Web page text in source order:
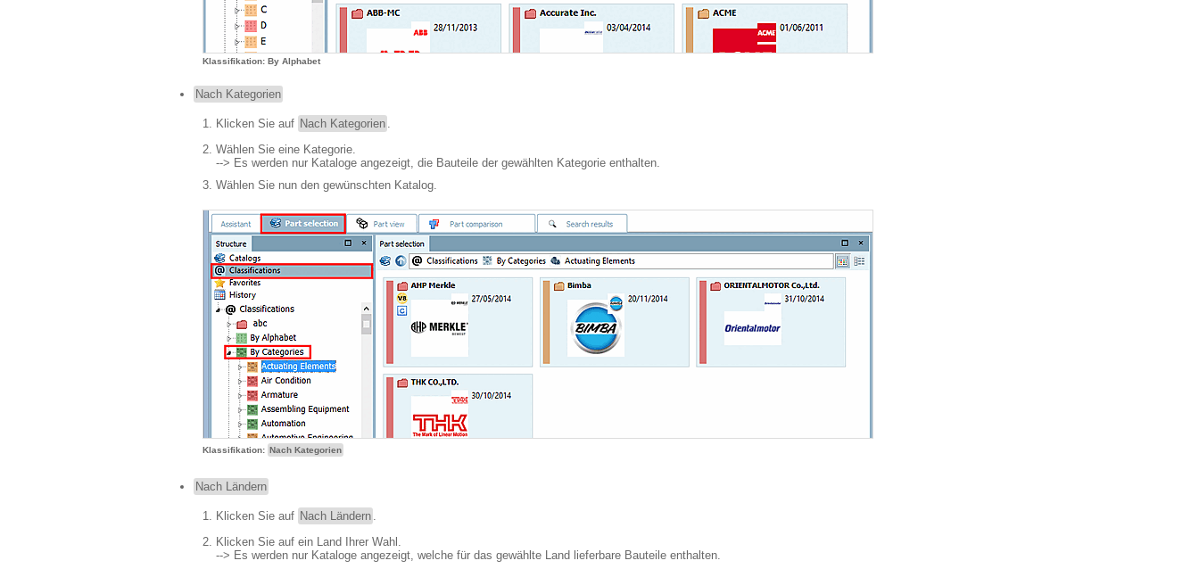
Klassifikation: By Alphabet
Nach Kategorien
Klicken Sie auf Nach Kategorien .
Wählen Sie eine Kategorie.
--> Es werden nur Kataloge angezeigt, die Bauteile der gewählten Kategorie enthalten.
Wählen Sie nun den gewünschten Katalog.
Klassifikation: Nach Kategorien
Nach Ländern
Klicken Sie auf Nach Ländern .
Klicken Sie auf ein Land Ihrer Wahl.
--> Es werden nur Kataloge angezeigt, welche für das gewählte Land lieferbare Bauteile enthalten.